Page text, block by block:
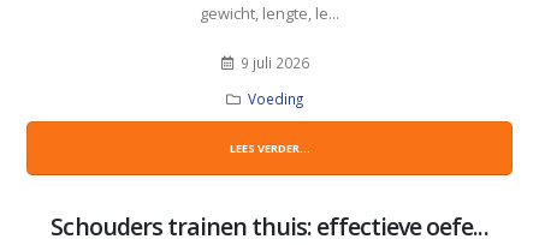
gewicht, lengte, le...
9 juli 2026
Voeding
LEES VERDER...
Schouders trainen thuis: effectieve oefe...